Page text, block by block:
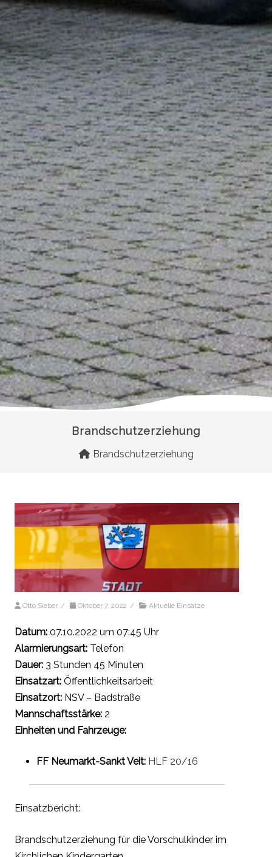
Brandschutzerziehung
Brandschutzerziehung
Otto Sieber / Oktober 7, 2022 / Aktuelle Einsätze
Datum: 07.10.2022 um 07:45 Uhr
Alarmierungsart: Telefon
Dauer: 3 Stunden 45 Minuten
Einsatzart: Öffentlichkeitsarbeit
Einsatzort: NSV – Badstraße
Mannschaftsstärke: 2
Einheiten und Fahrzeuge:
FF Neumarkt-Sankt Veit: HLF 20/16
Einsatzbericht:
Brandschutzerziehung für die Vorschulkinder im